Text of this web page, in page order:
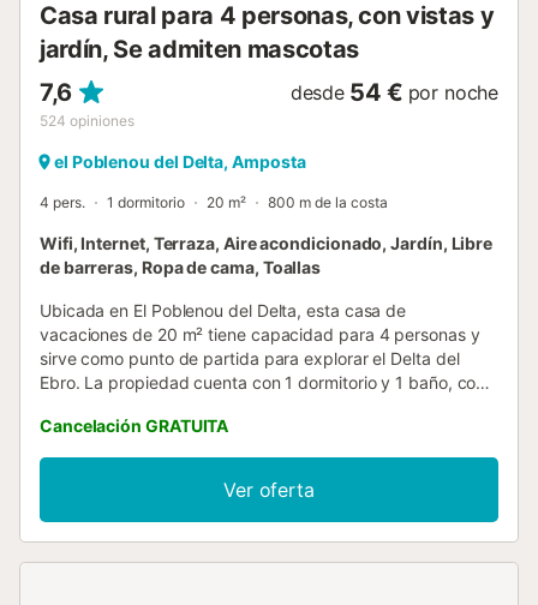
Casa rural para 4 personas, con vistas y
jardín, Se admiten mascotas
7,6
524 opiniones
desde 54 € por noche
el Poblenou del Delta, Amposta
4 pers. 1 dormitorio 20 m² 800 m de la costa
Wifi, Internet, Terraza, Aire acondicionado, Jardín, Libre
de barreras, Ropa de cama, Toallas
Ubicada en El Poblenou del Delta, esta casa de
vacaciones de 20 m² tiene capacidad para 4 personas y
sirve como punto de partida para explorar el Delta del
Ebro. La propiedad cuenta con 1 dormitorio y 1 baño, con
cocina compartida, una zona de estar y lavadora. Los
huéspedes disponen de WiFi, aire acondicionado y
calefacción, además de equipamiento familiar como trona
y cunas. El interior cuenta con suelos de baldosa y
mosquiteras. En el exterior, la propiedad ofrece un jardín,
Cancelación GRATUITA
Ver oferta